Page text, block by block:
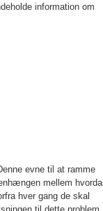
information om
evne til at ramme
mellem
hver gang de skal